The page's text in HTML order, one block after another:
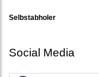
Selbstabholer
Social Media